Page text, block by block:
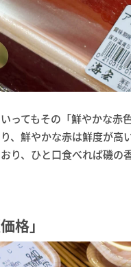
ってもその「鮮やかな赤
、鮮やかな赤は鮮度が高い
り、ひと口食べれば磯の
格」